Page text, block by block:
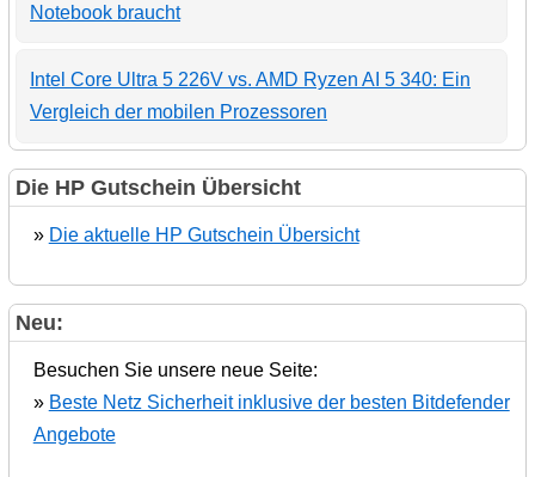
Notebook braucht
Intel Core Ultra 5 226V vs. AMD Ryzen AI 5 340: Ein
Vergleich der mobilen Prozessoren
Die HP Gutschein Übersicht
» Die aktuelle HP Gutschein Übersicht
Neu:
Besuchen Sie unsere neue Seite:
» Beste Netz Sicherheit inklusive der besten Bitdefender
Angebote